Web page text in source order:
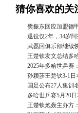
猜你喜欢的关
樊振东回应加盟德
退役仅2年，34岁
武磊回俱乐部继续
王楚钦发文总结多
2025年多哈世乒赛
孙颖莎王楚钦3-1日
国足公布27人集训
多哈世乒赛5月20
王楚钦炮轰主办方